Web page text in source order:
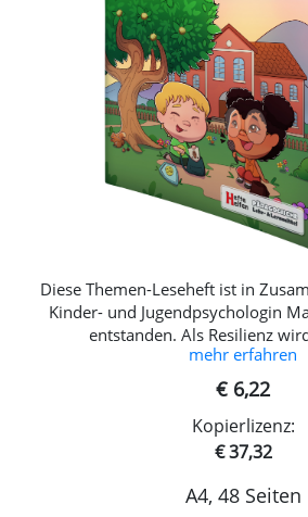
Diese Themen-Leseheft ist in
Kinder- und Jugendpsychologin
entstanden. Als Resilienz
Widerstandsfähigkeit verstanden,
Entwicklungsrisiken und Belastungen
sich trotz kritischer
entwickeln. Diese Fähigkeit ist in uns
Verlaufe des Lebens weiterentwickelt
Persönlichkeitsentwicklung zu
mehr erfahren
€ 6,22
Kopierlizenz:
€ 37,32
A4, 48 Seiten